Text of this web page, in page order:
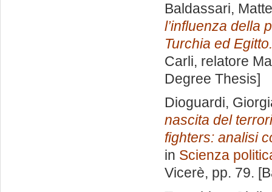
Baldassari,
l’influenza della
Turchia ed Egitto.
Carli, relatore
Degree Thesis]
Dioguardi,
nascita del
fighters: analisi
in Scienza
Vicerè, pp. 79.